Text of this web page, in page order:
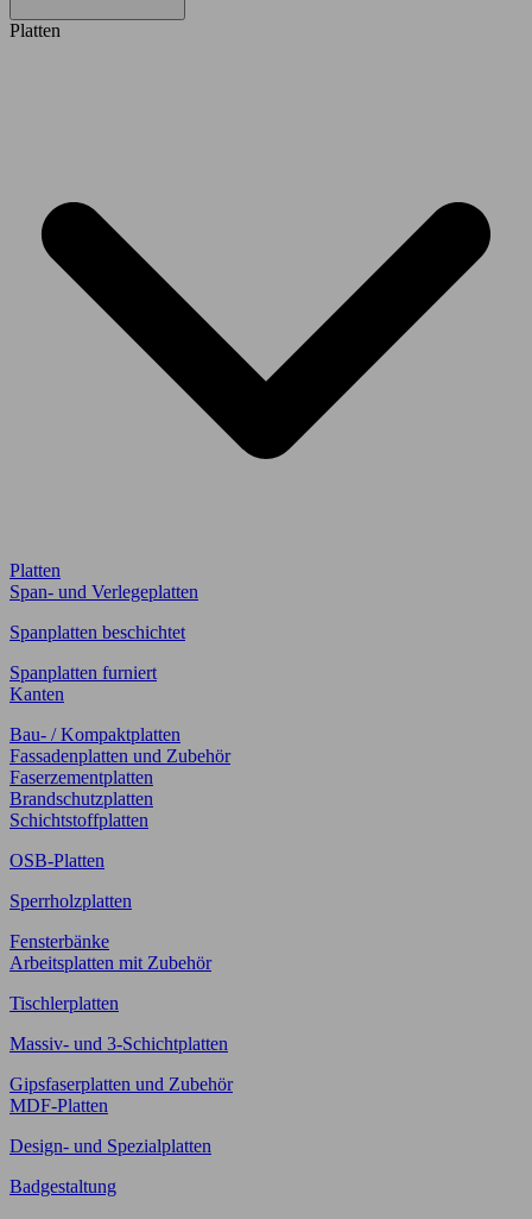
Platten
Platten
Span- und Verlegeplatten
Spanplatten beschichtet
Spanplatten furniert
Kanten
Bau- / Kompaktplatten
Fassadenplatten und Zubehör
Faserzementplatten
Brandschutzplatten
Schichtstoffplatten
OSB-Platten
Sperrholzplatten
Fensterbänke
Arbeitsplatten mit Zubehör
Tischlerplatten
Massiv- und 3-Schichtplatten
Gipsfaserplatten und Zubehör
MDF-Platten
Design- und Spezialplatten
Badgestaltung